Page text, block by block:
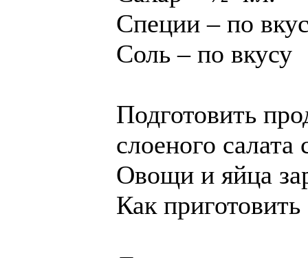
Специи – по
Соль – по вкусу
Подготовить
слоеного салата
Овощи и яйца
Как